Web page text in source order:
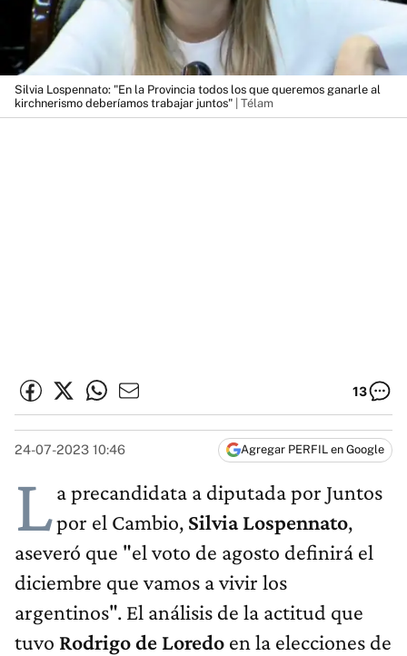
Silvia Lospennato: "En la Provincia todos los que queremos ganarle al
kirchnerismo deberíamos trabajar juntos" | Télam
13
24-07-2023 10:46 Agregar PERFIL en Google
La precandidata a diputada por Juntos
por el Cambio, Silvia Lospennato,
aseveró que "el voto de agosto definirá el
diciembre que vamos a vivir los
argentinos". El análisis de la actitud que
tuvo Rodrigo de Loredo en la elecciones de